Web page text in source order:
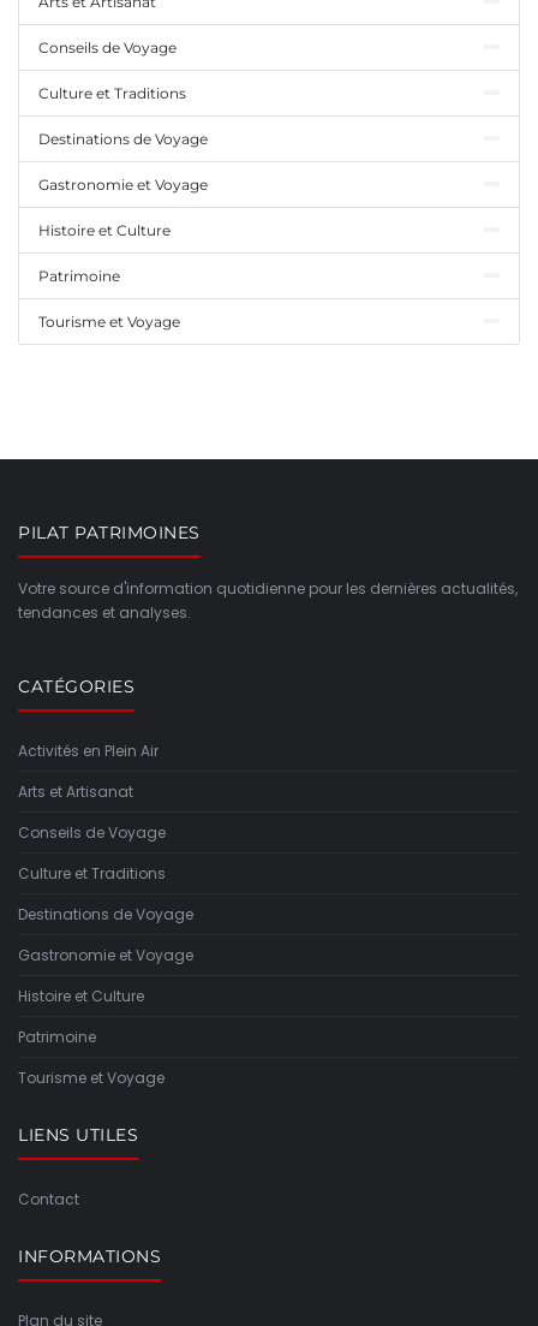
Conseils de Voyage
Culture et Traditions
Destinations de Voyage
Gastronomie et Voyage
Histoire et Culture
Patrimoine
Tourisme et Voyage
PILAT PATRIMOINES
Votre source d'information quotidienne pour les dernières actualités,
tendances et analyses.
CATÉGORIES
Activités en Plein Air
Arts et Artisanat
Conseils de Voyage
Culture et Traditions
Destinations de Voyage
Gastronomie et Voyage
Histoire et Culture
Patrimoine
Tourisme et Voyage
LIENS UTILES
Contact
INFORMATIONS
Plan du site